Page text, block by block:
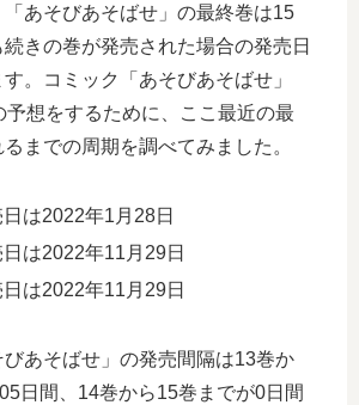
あそびあそばせ」の最終巻は15
きの巻が発売された場合の発売日
。コミック「あそびあそばせ」
予想をするために、ここ最近の最
までの周期を調べてみました。
は2022年1月28日
は2022年11月29日
は2022年11月29日
びあそばせ」の発売間隔は13巻か
日間、14巻から15巻までが0日間